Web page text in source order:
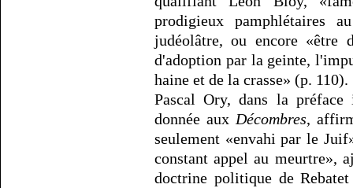
prodigieux pamphlétaires
judéolâtre, ou encore «être
d'adoption par la geinte,
haine et de la crasse» (p. 110).
Pascal Ory, dans la
donnée aux Décombres,
seulement «envahi par le
constant appel au meurtre»,
doctrine politique de